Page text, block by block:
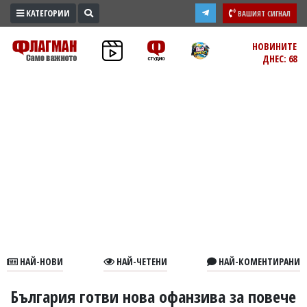
ПРОМО
ЗОНА
В
КАТЕГОРИИ ВАШИЯТ СИГНАЛ
НОВИНИТЕ
ДНЕС: 68
НАЙ-НОВИ НАЙ-ЧЕТЕНИ НАЙ-КОМЕНТИРАНИ
България готви нова офанзива за повече